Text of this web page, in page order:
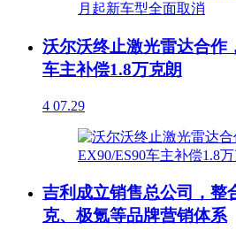
沃尔沃终止激光雷达合作
车主补偿1.8万克朗
4 07.29
吉利成立销售总公司，整
克、极氪等品牌营销体系